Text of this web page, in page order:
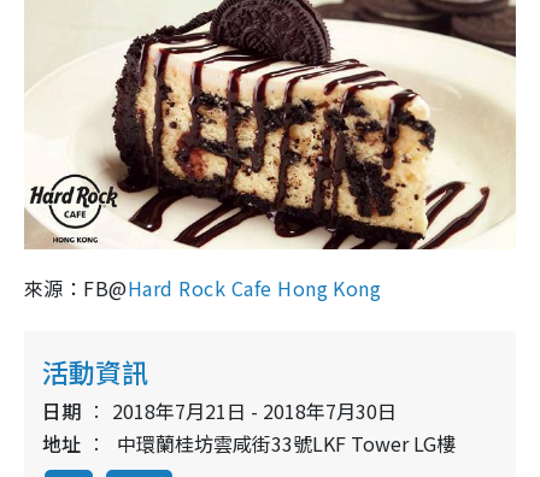
來源：FB@Hard Rock Cafe Hong Kong
活動資訊
日期
2018年7月21日 - 2018年7月30日
地址
中環蘭桂坊雲咸街33號LKF Tower LG樓